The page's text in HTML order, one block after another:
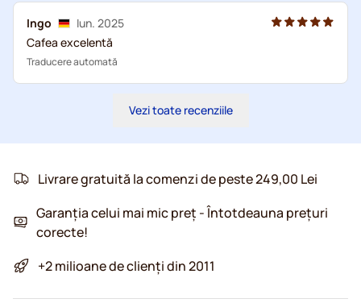
Ingo
Iun. 2025
Cafea excelentă
Traducere automată
Vezi toate recenziile
Livrare gratuită la comenzi de peste 249,00 Lei
Garanția celui mai mic preț - Întotdeauna prețuri
corecte!
+2 milioane de clienți din 2011